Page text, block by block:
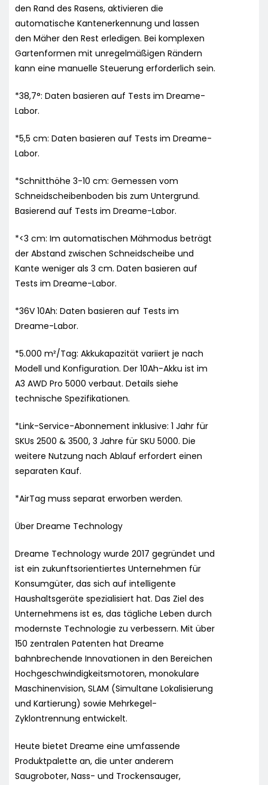
den Rand des Rasens, aktivieren die
automatische Kantenerkennung und lassen
den Mäher den Rest erledigen. Bei komplexen
Gartenformen mit unregelmäßigen Rändern
kann eine manuelle Steuerung erforderlich sein.
*38,7°: Daten basieren auf Tests im Dreame-
Labor.
*5,5 cm: Daten basieren auf Tests im Dreame-
Labor.
*Schnitthöhe 3-10 cm: Gemessen vom
Schneidscheibenboden bis zum Untergrund.
Basierend auf Tests im Dreame-Labor.
*<3 cm: Im automatischen Mähmodus beträgt
der Abstand zwischen Schneidscheibe und
Kante weniger als 3 cm. Daten basieren auf
Tests im Dreame-Labor.
*36V 10Ah: Daten basieren auf Tests im
Dreame-Labor.
*5.000 m²/Tag: Akkukapazität variiert je nach
Modell und Konfiguration. Der 10Ah-Akku ist im
A3 AWD Pro 5000 verbaut. Details siehe
technische Spezifikationen.
*Link-Service-Abonnement inklusive: 1 Jahr für
SKUs 2500 & 3500, 3 Jahre für SKU 5000. Die
weitere Nutzung nach Ablauf erfordert einen
separaten Kauf.
*AirTag muss separat erworben werden.
Über Dreame Technology
Dreame Technology wurde 2017 gegründet und
ist ein zukunftsorientiertes Unternehmen für
Konsumgüter, das sich auf intelligente
Haushaltsgeräte spezialisiert hat. Das Ziel des
Unternehmens ist es, das tägliche Leben durch
modernste Technologie zu verbessern. Mit über
150 zentralen Patenten hat Dreame
bahnbrechende Innovationen in den Bereichen
Hochgeschwindigkeitsmotoren, monokulare
Maschinenvision, SLAM (Simultane Lokalisierung
und Kartierung) sowie Mehrkegel-
Zyklontrennung entwickelt.
Heute bietet Dreame eine umfassende
Produktpalette an, die unter anderem
Saugroboter, Nass- und Trockensauger,